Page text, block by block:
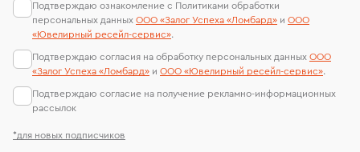
*для новых подписчиков
Подтверждаю ознакомление с Политиками обработки
персональных данных ООО «Залог Успеха «Ломбард» и ООО
«Ювелирный ресейл-сервиc».
Подтверждаю согласия на обработку персональных данных ООО
«Залог Успеха «Ломбард» и ООО «Ювелирный ресейл-сервиc».
Подтверждаю согласие на получение рекламно-информационных
рассылок